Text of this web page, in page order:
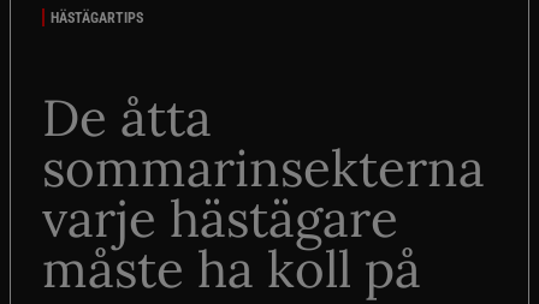
HÄSTÄGARTIPS
De åtta
sommarinsekterna
varje hästägare
måste ha koll på